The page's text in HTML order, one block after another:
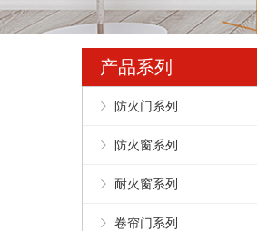
产品系列
防火门系列
防火窗系列
耐火窗系列
卷帘门系列